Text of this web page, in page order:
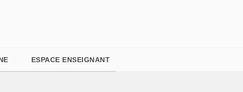
ESPACE ENSEIGNANT